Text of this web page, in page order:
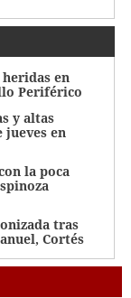
en
Periférico
y altas
en
la poca
tras
Cortés